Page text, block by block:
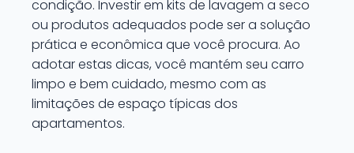
condição. Investir em kits de lavagem a seco
ou produtos adequados pode ser a solução
prática e econômica que você procura. Ao
adotar estas dicas, você mantém seu carro
limpo e bem cuidado, mesmo com as
limitações de espaço típicas dos
apartamentos.